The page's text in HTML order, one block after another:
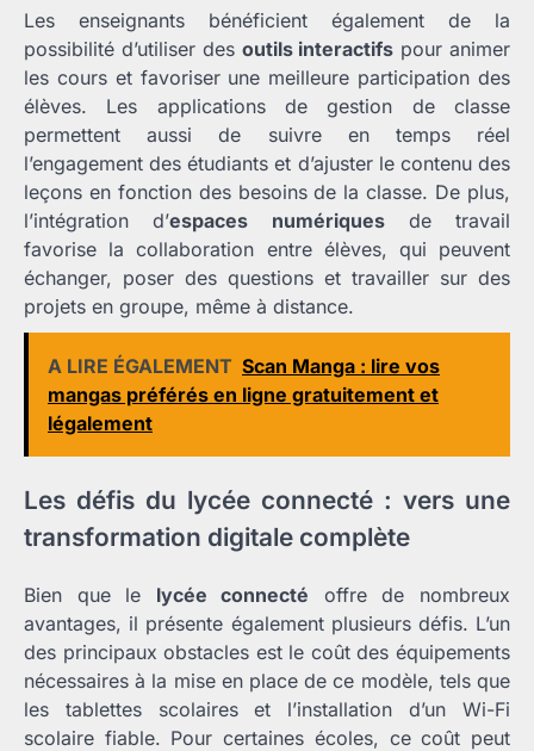
Les enseignants bénéficient également de la
possibilité d’utiliser des outils interactifs pour animer
les cours et favoriser une meilleure participation des
élèves. Les applications de gestion de classe
permettent aussi de suivre en temps réel
l’engagement des étudiants et d’ajuster le contenu des
leçons en fonction des besoins de la classe. De plus,
l’intégration d’espaces numériquesde travail
favorise la collaboration entre élèves, qui peuvent
échanger, poser des questions et travailler sur des
projets en groupe, même à distance.
A LIRE ÉGALEMENT Scan Manga : lire vos
mangas préférés en ligne gratuitement et
légalement
Les défis du lycée connecté : vers une
transformation digitale complète
Bien que le lycée connecté offre de nombreux
avantages, il présente également plusieurs défis. L’un
des principaux obstacles est le coût des équipements
nécessaires à la mise en place de ce modèle, tels que
les tablettes scolaires et l’installation d’un Wi-Fi
scolaire fiable. Pour certaines écoles, ce coût peut